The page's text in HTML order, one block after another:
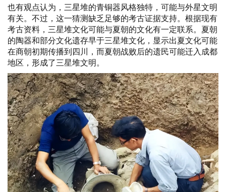
也有观点认为，三星堆的青铜器风格独特，可能与外星文明
有关。不过，这一猜测缺乏足够的考古证据支持。根据现有
考古资料，三星堆文化可能与夏朝的文化有一定联系。夏朝
的陶器和部分文化遗存早于三星堆文化，显示出夏文化可能
在商朝初期传播到四川，而夏朝战败后的遗民可能迁入成都
地区，形成了三星堆文明。